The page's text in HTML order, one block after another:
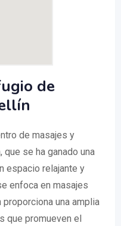
de
de masajes y
se ha ganado una
espacio relajante y
enfoca en masajes
una amplia
que promueven el